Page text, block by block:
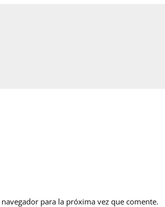
para la próxima vez que comente.